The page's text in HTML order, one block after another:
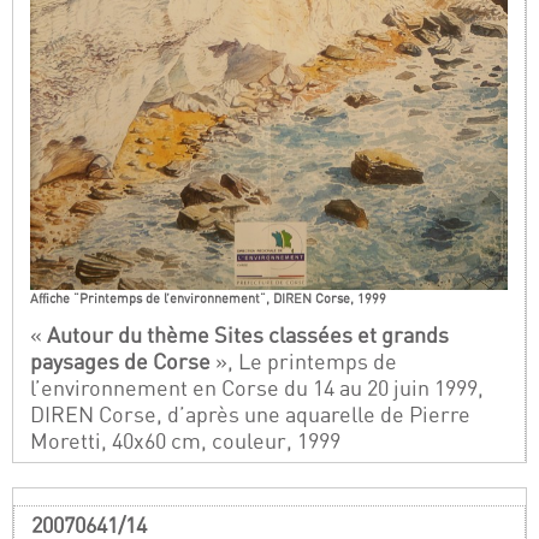
Affiche "Printemps de l’environnement", DIREN Corse, 1999
«Autour du thème Sites classées et grands
paysages de Corse », Le printemps de
l’environnement en Corse du 14 au 20 juin 1999,
DIREN Corse, d’après une aquarelle de Pierre
Moretti, 40x60 cm, couleur, 1999
20070641/14